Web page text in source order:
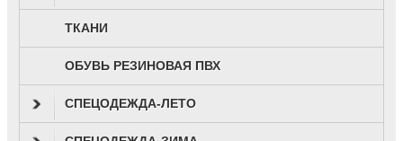
ТКАНИ
ОБУВЬ РЕЗИНОВАЯ ПВХ
СПЕЦОДЕЖДА-ЛЕТО